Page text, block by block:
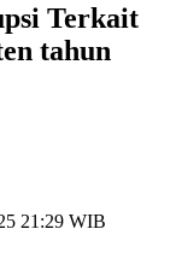
Terkait
tahun
21:29 WIB